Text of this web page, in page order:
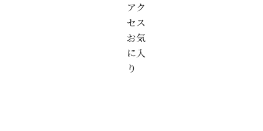
アク
セス
お気
に入
り